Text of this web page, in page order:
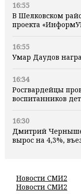
16:55
В Шелковском
проекта
16:55
Умар Даудов
16:34
Росгвардейцы
воспитанников
16:30
Дмитрий
вырос на 4,3%,
Новости СМИ2
Новости СМИ2